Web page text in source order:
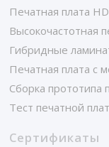
Печатная плата
Высокочастотная
Гибридные
Печатная плата с
Сборка прототипа
Тест печатной
Сертификаты